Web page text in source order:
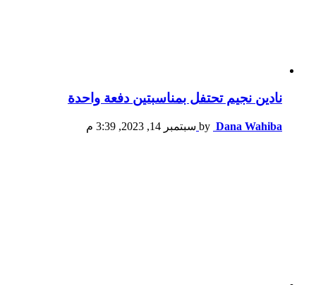
نادين نجيم تحتفل بمناسبتين دفعة واحدة
by Dana Wahiba سبتمبر 14, 2023, 3:39 م